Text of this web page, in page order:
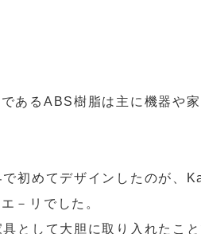
あるABS樹脂は主に機器や
初めてデザインしたのが、
－リでした。
として大胆に取り入れたこ